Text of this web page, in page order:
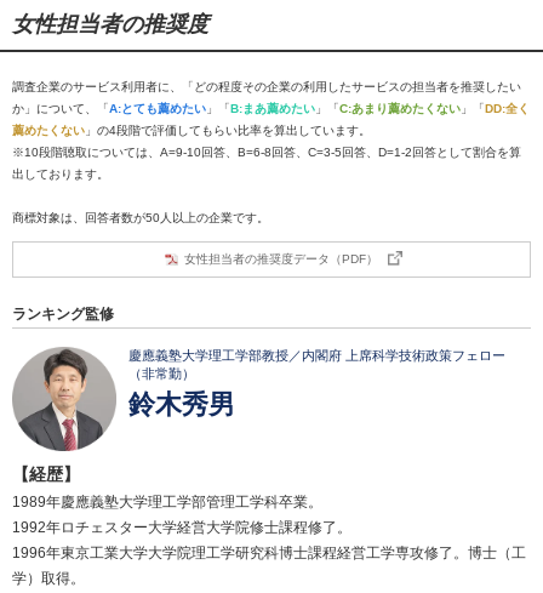
女性担当者の推奨度
調査企業のサービス利用者に、「どの程度その企業の利用したサービスの担当者を推奨したい
か」について、「A:とても薦めたい 」「B:まあ薦めたい 」「C:あまり薦めたくない 」「DD:全く
薦めたくない 」の4段階で評価してもらい比率を算出しています。
※10段階聴取については、A=9-10回答、B=6-8回答、C=3-5回答、D=1-2回答として割合を算
出しております。
商標対象は、回答者数が50人以上の企業です。
女性担当者の推奨度データ（PDF）
ランキング監修
慶應義塾大学理工学部教授／内閣府 上席科学技術政策フェロー
（非常勤）
鈴木秀男
【経歴】
1989年慶應義塾大学理工学部管理工学科卒業。
1992年ロチェスター大学経営大学院修士課程修了。
1996年東京工業大学大学院理工学研究科博士課程経営工学専攻修了。博士（工
学）取得。